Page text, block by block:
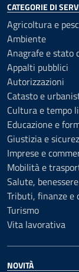
CATEGORIE DI
Agricoltura e
Ambiente
Anagrafe e stato
Appalti pubblici
Autorizzazioni
Catasto e
Cultura e tempo
Educazione e
Giustizia e
Imprese e
Mobilità e
Salute,
Tributi, finanze e
Turismo
Vita lavorativa
NOVITÀ